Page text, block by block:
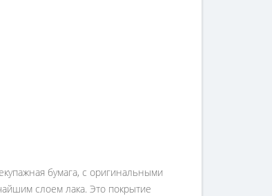
бумага, с оригинальными
слоем лака. Это покрытие